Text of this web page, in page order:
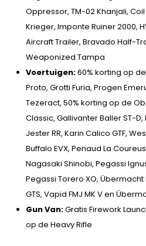
Oppressor, TM-02 Khanjali,
Krieger, Imponte Ruiner 2000,
Aircraft Trailer, Bravado Half-
Weaponized Tampa
Voertuigen:60% korting op de
Proto, Grotti Furia, Progen
Tezeract, 50% korting op de
Classic, Gallivanter Baller ST-D,
Jester RR, Karin Calico GTF,
Buffalo EVX, Penaud La
Nagasaki Shinobi, Pegassi
Pegassi Torero XO,
GTS, Vapid FMJ MK V en
Gun Van:Gratis Firework
op de Heavy Rifle